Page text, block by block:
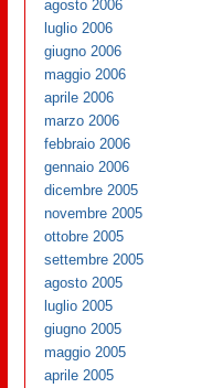
agosto 2006
luglio 2006
giugno 2006
maggio 2006
aprile 2006
marzo 2006
febbraio 2006
gennaio 2006
dicembre 2005
novembre 2005
ottobre 2005
settembre 2005
agosto 2005
luglio 2005
giugno 2005
maggio 2005
aprile 2005